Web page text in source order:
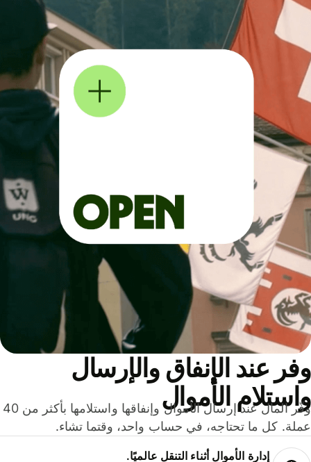
عند الإنفاق والإرسال
الأموال
وفّر المال عند إرسال الأموال وإنفاقها واستلامها بأكثر من 40
كل ما تحتاجه، في حساب واحد، وقتما تشاء.
إدارة الأموال أثناء التنقل عالميًا.